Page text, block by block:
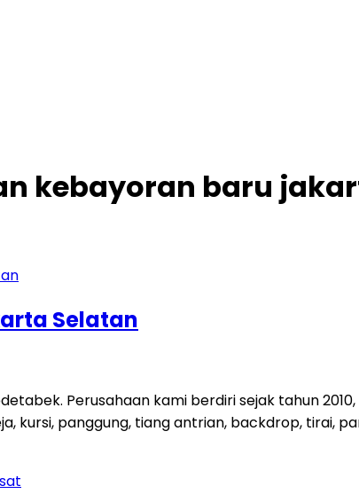
kebayoran baru
Selatan
Perusahaan kami berdiri sejak tahun
kursi, panggung, tiang antrian, backdrop, tirai,